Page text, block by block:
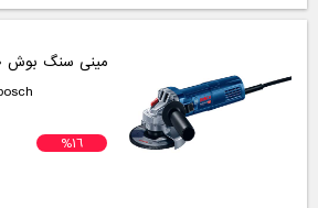
مینی فرز